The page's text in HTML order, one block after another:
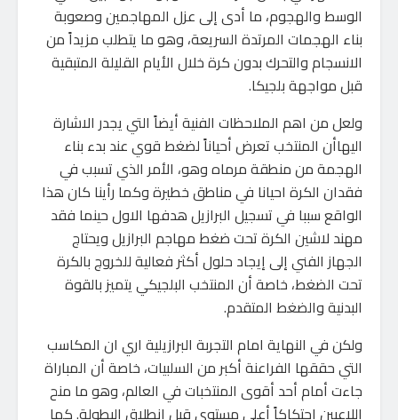
الوسط والهجوم، ما أدى إلى عزل المهاجمين وصعوبة
بناء الهجمات المرتدة السريعة، وهو ما يتطلب مزيداً من
الانسجام والتحرك بدون كرة خلال الأيام القليلة المتبقية
قبل مواجهة بلجيكا.
ولعل من اهم الملاحظات الفنية أيضاً التي يجدر الاشارة
اليهاأن المنتخب تعرض أحياناً لضغط قوي عند بدء بناء
الهجمة من منطقة مرماه وهو، الأمر الذي تسبب في
فقدان الكرة احيانا في مناطق خطيرة وكما رأينا كان هذا
الواقع سببا في تسجيل البرازيل هدفها الاول حينما فقد
مهند لاشين الكرة تحت ضغط مهاجم البرازيل ويحتاج
الجهاز الفني إلى إيجاد حلول أكثر فعالية للخروج بالكرة
تحت الضغط، خاصة أن المنتخب البلجيكي يتميز بالقوة
البدنية والضغط المتقدم.
ولكن في النهاية امام التجربة البرازيلية اري ان المكاسب
التي حققها الفراعنة أكبر من السلبيات، خاصة أن المباراة
جاءت أمام أحد أقوى المنتخبات في العالم، وهو ما منح
اللاعبين احتكاكاً أعلى مستوى قبل انطلاق البطولة. كما